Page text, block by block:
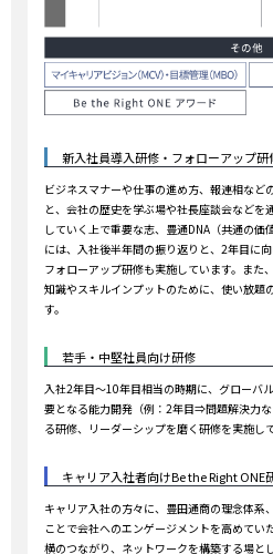
新入社員導入研修・フォローアップ研
ビジネスマナーや仕事の進め方、報連相など
と、会社の歴史を学ぶ場や社長座談会などを
していく上で重要な志、豊通DNA（共通の価
には、入社後半年間の振り返りと、2年目に
フォローアップ研修も実施しています。また
知識やスキルインプットのために、使い放題
す。
若手・中堅社員向け研修
入社2年目～10年目相当の時期に、グローバ
要となる能力開発（例：2年目⇒問題解決力
る研修、リーダーシップを磨く研修を実施し
キャリア入社者向けBe the Right ONE
キャリア入社の方々に、豊田通商の理念体系
ことで会社へのエンゲージメントを高めてい
横のつながり、ネットワークを構築する場と